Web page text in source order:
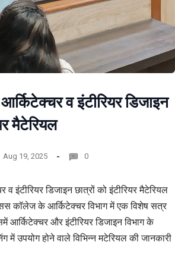
व इंटीरियर डिजाइन
मैटेरियल
Aug 19, 2025 0
इंटीरियर डिजाइन छात्रों को इंटीरियर मैटेरियल
कॉलेज के आर्किटेक्चर विभाग में एक विशेष सत्र
आर्किटेक्चर और इंटीरियर डिजाइन विभाग के
में उपयोग होने वाले विभिन्न मटेरियल की जानकारी